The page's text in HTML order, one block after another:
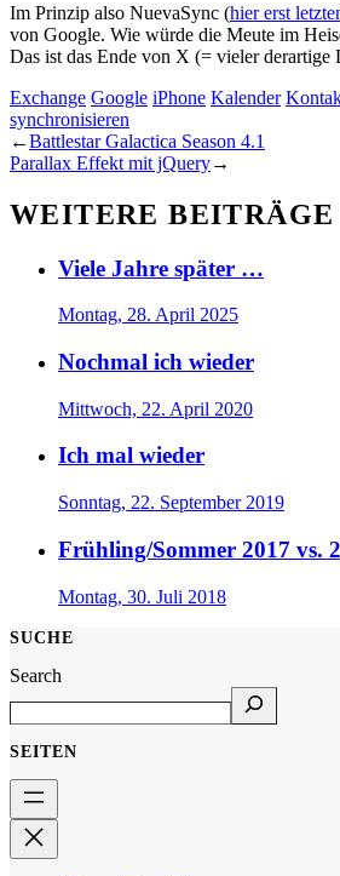
Im Prinzip also NuevaSync (hier erst
von Google. Wie würde die Meute im
Das ist das Ende von X (= vieler
Exchange Google iPhone Kalender
synchronisieren
←Battlestar Galactica Season 4.1
Parallax Effekt mit jQuery→
WEITERE BEITRÄGE
Viele Jahre später …
Montag, 28. April 2025
Nochmal ich wieder
Mittwoch, 22. April 2020
Ich mal wieder
Sonntag, 22. September 2019
Frühling/Sommer 2017 vs.
Montag, 30. Juli 2018
SUCHE
Search
SEITEN